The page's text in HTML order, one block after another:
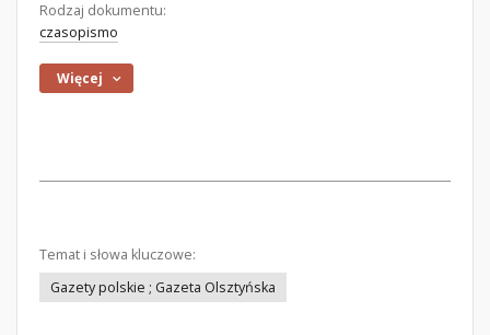
Rodzaj dokumentu:
czasopismo
Więcej
Temat i słowa kluczowe:
Gazety polskie ; Gazeta Olsztyńska